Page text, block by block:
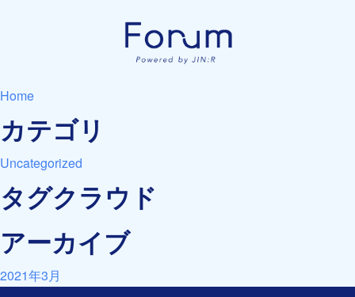
Home
カテゴリ
Uncategorized
タグクラウド
アーカイブ
2021年3月